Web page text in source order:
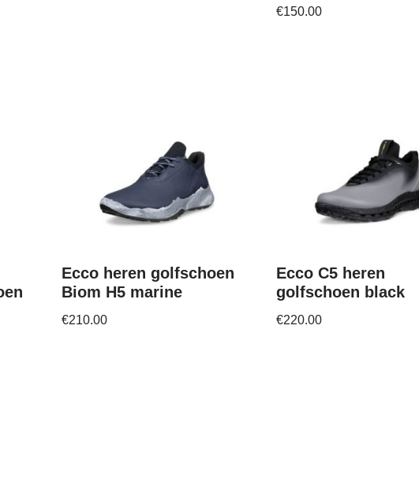
€150.00
Ecco heren golfschoen
Biom H5 marine
€210.00
Ecco C5 heren
golfschoen black
€220.00